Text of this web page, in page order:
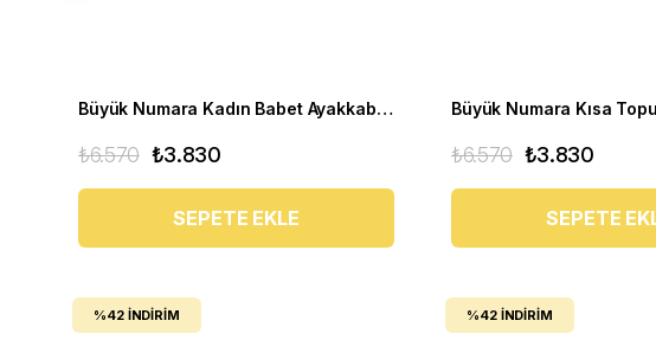
Büyük Numara Kadın Babet Ayakkabı A8512 Siyah
₺3.830
₺6.570
SEPETE EKLE
₺3.830
₺6.570
SEPETE
%42 İNDIRIM %42 İNDIRIM